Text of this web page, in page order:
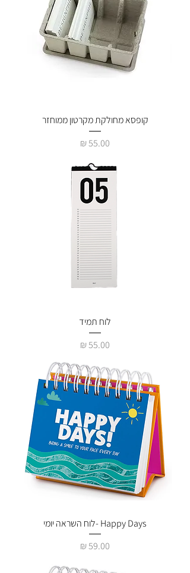
קופסא מחולקת מקרטון ממוחזר
מחיר
לוח תמיד
מחיר
Happy Days -לוח השראה יומי
מחיר